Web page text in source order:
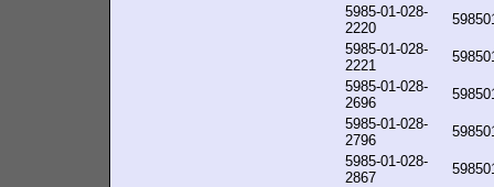
5985-01-028-
2220
5985-01-028-
2221
5985-01-028-
2696
5985-01-028-
2796
5985-01-028-
2867